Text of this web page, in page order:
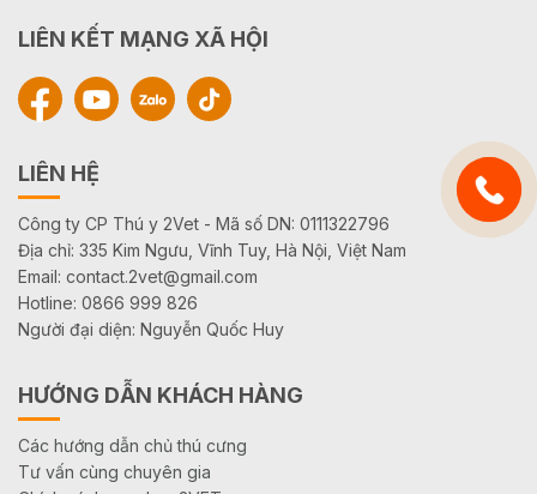
LIÊN KẾT MẠNG XÃ HỘI
LIÊN HỆ
Công ty CP Thú y 2Vet - Mã số DN: 0111322796
Địa chỉ: 335 Kim Ngưu, Vĩnh Tuy, Hà Nội, Việt Nam
Email: contact.2vet@gmail.com
Hotline: 0866 999 826
Người đại diện: Nguyễn Quốc Huy
HƯỚNG DẪN KHÁCH HÀNG
Các hướng dẫn chủ thú cưng
Tư vấn cùng chuyên gia